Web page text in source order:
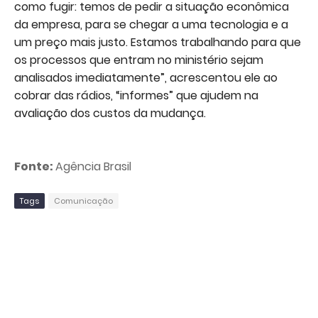
como fugir: temos de pedir a situação econômica
da empresa, para se chegar a uma tecnologia e a
um preço mais justo. Estamos trabalhando para que
os processos que entram no ministério sejam
analisados imediatamente”, acrescentou ele ao
cobrar das rádios, “informes” que ajudem na
avaliação dos custos da mudança.
Fonte:Agência Brasil
Tags Comunicação